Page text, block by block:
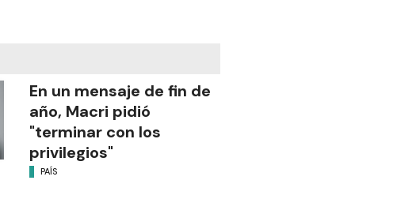
En un mensaje de fin de
año, Macri pidió
"terminar con los
privilegios"
PAÍS